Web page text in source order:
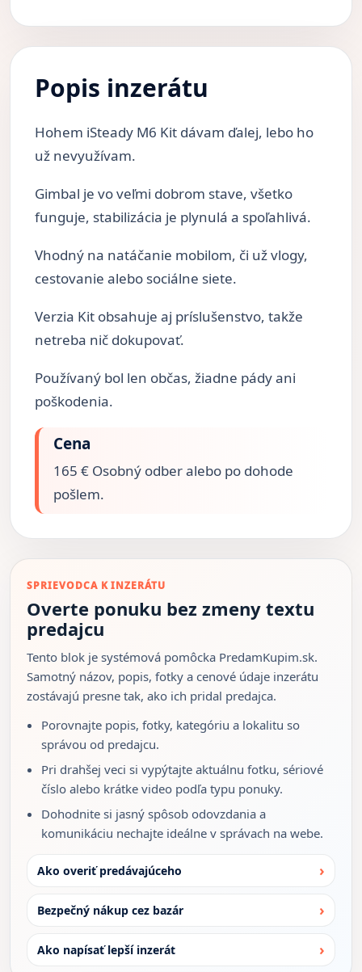
Popis inzerátu
Hohem iSteady M6 Kit dávam ďalej, lebo ho
už nevyužívam.
Gimbal je vo veľmi dobrom stave, všetko
funguje, stabilizácia je plynulá a spoľahlivá.
Vhodný na natáčanie mobilom, či už vlogy,
cestovanie alebo sociálne siete.
Verzia Kit obsahuje aj príslušenstvo, takže
netreba nič dokupovať.
Používaný bol len občas, žiadne pády ani
poškodenia.
Cena
165 € Osobný odber alebo po dohode
pošlem.
SPRIEVODCA K INZERÁTU
Overte ponuku bez zmeny textu
predajcu
Tento blok je systémová pomôcka PredamKupim.sk.
Samotný názov, popis, fotky a cenové údaje inzerátu
zostávajú presne tak, ako ich pridal predajca.
Porovnajte popis, fotky, kategóriu a lokalitu so
správou od predajcu.
Pri drahšej veci si vypýtajte aktuálnu fotku, sériové
číslo alebo krátke video podľa typu ponuky.
Dohodnite si jasný spôsob odovzdania a
komunikáciu nechajte ideálne v správach na webe.
Ako overiť predávajúceho
Bezpečný nákup cez bazár
Ako napísať lepší inzerát